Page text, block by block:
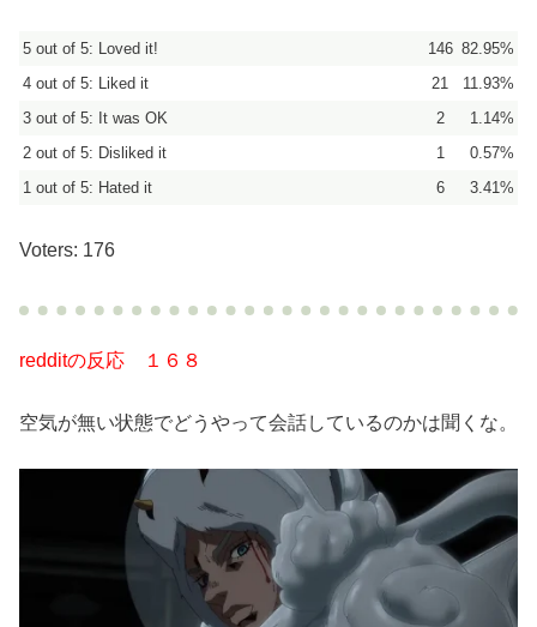
5 out of 5: Loved it! 146 82.95%
4 out of 5: Liked it
21
11.93%
3 out of 5: It was OK
2
1.14%
2 out of 5: Disliked it
1
0.57%
1 out of 5: Hated it
6 3.41%
Voters: 176
redditの反応 １６８
空気が無い状態でどうやって会話しているのかは聞くな。